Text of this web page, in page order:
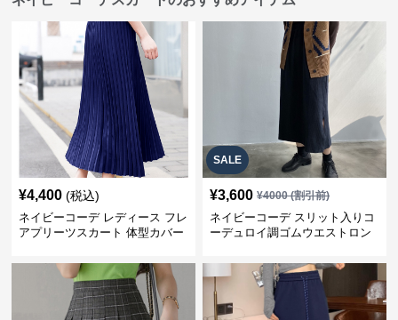
¥4,400 (税込)
ネイビーコーデ レディース フレ
アプリーツスカート 体型カバー
ト
SALE
¥3,600 ¥4000(割引前)
ネイビーコーデ スリット入りコ
ーデュロイ調ゴムウエストロン